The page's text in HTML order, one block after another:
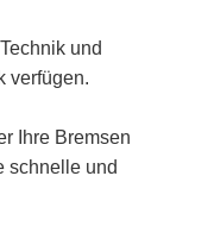
und
verfügen.
Ihre Bremsen
schnelle und